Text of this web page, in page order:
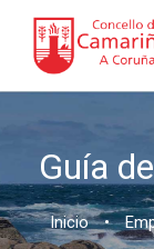
Guía
Inicio •